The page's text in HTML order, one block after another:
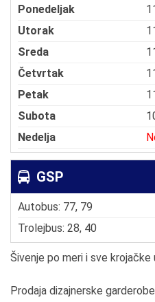
Ponedeljak
Utorak
Sreda
Četvrtak
Petak
Subota
Nedelja
GSP
Autobus: 77, 79
Trolejbus: 28, 40
Šivenje po meri i sve krojačke
Prodaja dizajnerske